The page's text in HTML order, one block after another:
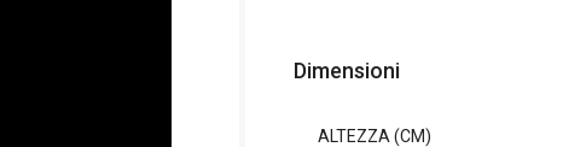
Dimensioni
ALTEZZA (CM)